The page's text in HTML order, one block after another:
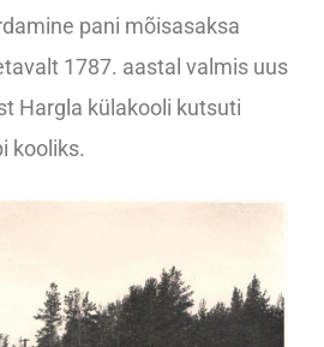
pani mõisasaksa
1787. aastal valmis uus
Hargla külakooli kutsuti
kooliks.